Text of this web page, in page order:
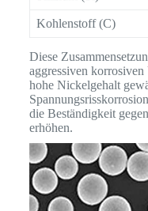
Kohlenstoff (C)
Diese
aggressiven
hohe Nickelgehalt
die Beständigkeit
erhöhen.